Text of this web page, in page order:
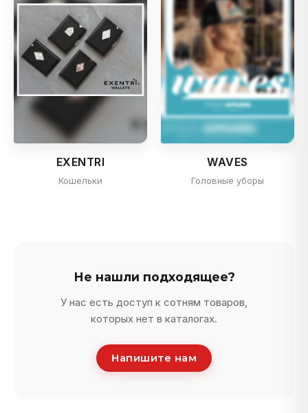
EXENTRI
Кошельки
WAVES
Головные уборы
Не нашли подходящее?
У нас есть доступ к сотням товаров,
которых нет в каталогах.
Напишите нам